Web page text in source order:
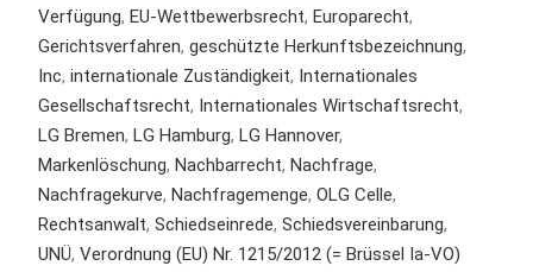
Verfügung, EU-Wettbewerbsrecht, Europarecht,
Gerichtsverfahren, geschützte Herkunftsbezeichnung,
Inc, internationale Zuständigkeit, Internationales
Gesellschaftsrecht, Internationales Wirtschaftsrecht,
LG Bremen, LG Hamburg, LG Hannover,
Markenlöschung, Nachbarrecht, Nachfrage,
Nachfragekurve, Nachfragemenge, OLG Celle,
Rechtsanwalt, Schiedseinrede, Schiedsvereinbarung,
UNÜ, Verordnung (EU) Nr. 1215/2012 (= Brüssel Ia-VO)